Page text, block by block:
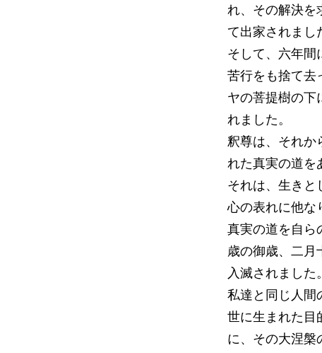
れ、その解決を
て出家されまし
そして、六年間
苦行をも捨て去
ヤの菩提樹の下
れました。
釈尊は、それか
れた真実の道を
それは、生きと
心の表れに他な
真実の道を自ら
歳の御歳、二月
入滅されました。
私達と同じ人間
世に生まれた目
に、その大涅槃